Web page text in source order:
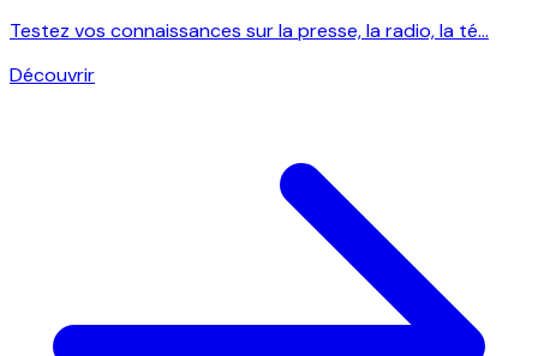
Testez vos connaissances sur la presse, la radio, la té...
Découvrir